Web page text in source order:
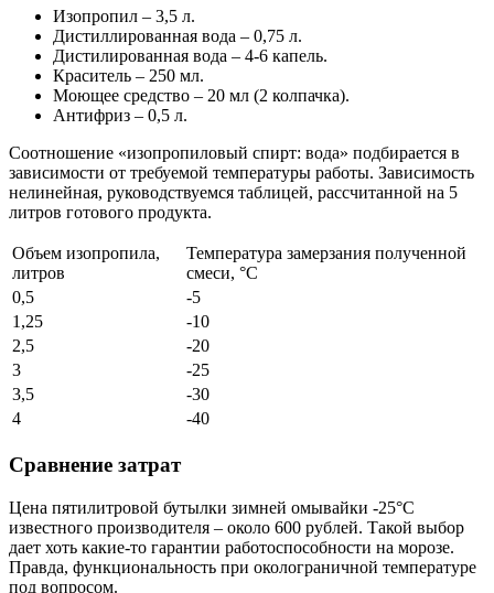
Изопропил – 3,5 л.
Дистиллированная вода – 0,75 л.
Дистилированная вода – 4-6 капель.
Краситель – 250 мл.
Моющее средство – 20 мл (2 колпачка).
Антифриз – 0,5 л.
Соотношение «изопропиловый спирт: вода» подбирается в
зависимости от требуемой температуры работы. Зависимость
нелинейная, руководствуемся таблицей, рассчитанной на 5
литров готового продукта.
Объем изопропила,
литров
Температура замерзания полученной
смеси, °C
0,5
-5
1,25
-10
2,5
-20
3
-25
3,5
-30
4
-40
Сравнение затрат
Цена пятилитровой бутылки зимней омывайки -25°C
известного производителя – около 600 рублей. Такой выбор
дает хоть какие-то гарантии работоспособности на морозе.
Правда, функциональность при околограничной температуре
под вопросом.